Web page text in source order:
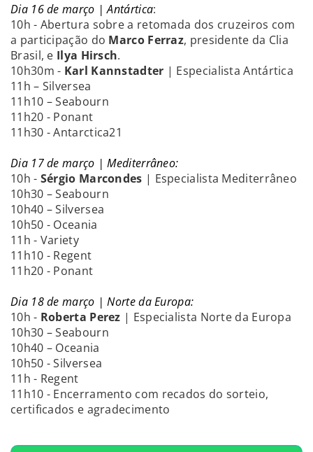
Dia 16 de março | Antártica:
10h - Abertura sobre a retomada dos cruzeiros com
a participação do Marco Ferraz, presidente da Clia
Brasil, e Ilya Hirsch.
10h30m - Karl Kannstadter | Especialista Antártica
11h – Silversea
11h10 – Seabourn
11h20 - Ponant
11h30 - Antarctica21
Dia 17 de março | Mediterrâneo:
10h - Sérgio Marcondes | Especialista Mediterrâneo
10h30 – Seabourn
10h40 – Silversea
10h50 - Oceania
11h - Variety
11h10 - Regent
11h20 - Ponant
Dia 18 de março | Norte da Europa:
10h - Roberta Perez | Especialista Norte da Europa
10h30 – Seabourn
10h40 – Oceania
10h50 - Silversea
11h - Regent
11h10 - Encerramento com recados do sorteio,
certificados e agradecimento